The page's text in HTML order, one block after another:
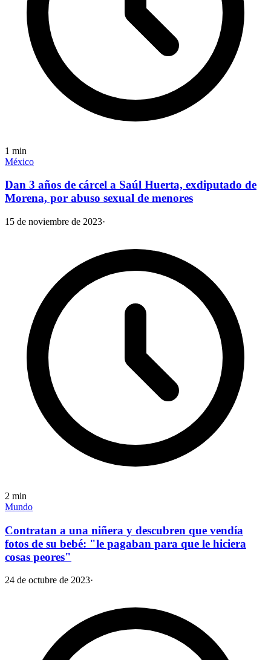
1 min
México
Dan 3 años de cárcel a Saúl Huerta, exdiputado de
Morena, por abuso sexual de menores
15 de noviembre de 2023·
2 min
Mundo
Contratan a una niñera y descubren que vendía
fotos de su bebé: "le pagaban para que le hiciera
cosas peores"
24 de octubre de 2023·